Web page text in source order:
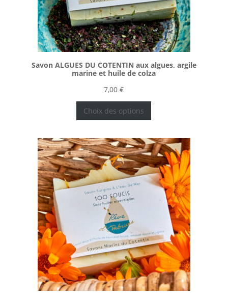
Savon ALGUES DU COTENTIN aux algues, argile
marine et huile de colza
7,00€
Choix des options